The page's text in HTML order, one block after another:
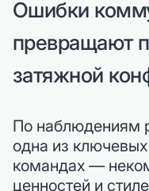
Ошибки
превращают
затяжной
По наблюдениям
одна из
командах —
ценностей и